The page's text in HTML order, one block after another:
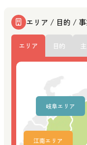
エリア / 目的 /
エリア 目的
江南エリア
岐阜エリア